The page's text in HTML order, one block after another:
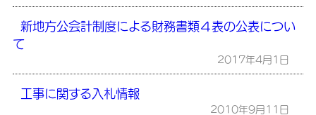
新地方公会計制度による財務書類４表の公表につい
て
2017年4月1日
工事に関する入札情報
2010年9月11日